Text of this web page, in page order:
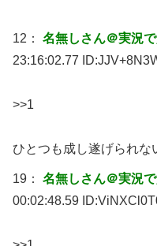
12： 名無しさん＠実況
23:16:02.77 ID:
>>1
ひとつも成し遂げられな
19： 名無しさん＠実況
00:02:48.59 ID: